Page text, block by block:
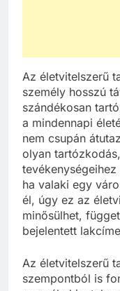
Az életvitelszerű
személy hosszú
szándékosan
a mindennapi
nem csupán
olyan
ha valaki egy
él, úgy ez az
minősülhet,
bejelentett
Az életvitelszerű
szempontból is